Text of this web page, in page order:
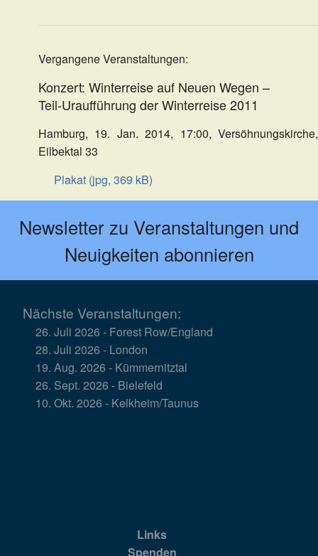
Vergangene Veranstaltungen:
Konzert: Winterreise auf Neuen Wegen –
Teil-Uraufführung der Winterreise 2011
Hamburg, 19. Jan. 2014, 17:00, Versöhnungskirche,
Eilbektal 33
Plakat (jpg, 369 kB)
Newsletter zu Veranstaltungen und
Neuigkeiten abonnieren
Nächste Veranstaltungen:
26. Juli 2026 - Forest Row/England
28. Juli 2026 - London
19. Aug. 2026 - Kümmernitztal
26. Sept. 2026 - Bielefeld
10. Okt. 2026 - Kelkheim/Taunus
Links
Spenden